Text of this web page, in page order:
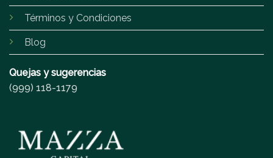
Términos y Condiciones
Blog
Quejas y sugerencias
(999) 118-1179